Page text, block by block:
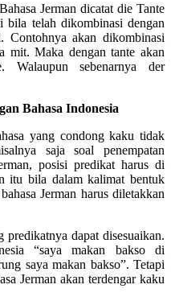
Jerman dicatat die Tante
bila telah dikombinasi dengan
Contohnya akan dikombinasi
mit. Maka dengan tante akan
sebenarnya der
Bahasa Indonesia
yang condong kaku tidak
saja soal penempatan
posisi predikat harus di
itu bila dalam kalimat bentuk
Jerman harus diletakkan
predikatnya dapat disesuaikan.
“saya makan bakso di
saya makan bakso”. Tetapi
Jerman akan terdengar kaku